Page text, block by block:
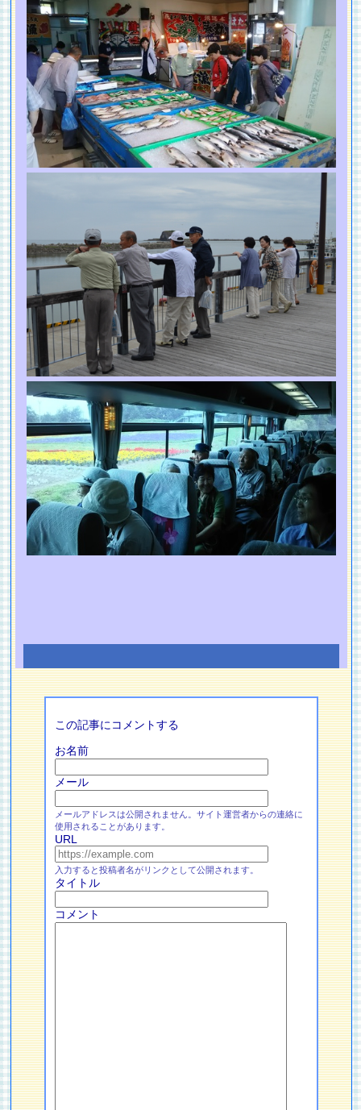
この記事にコメントする
お名前
メール
メールアドレスは公開されません。サイト運営者からの連絡に
使用されることがあります。
URL
入力すると投稿者名がリンクとして公開されます。
タイトル
コメント